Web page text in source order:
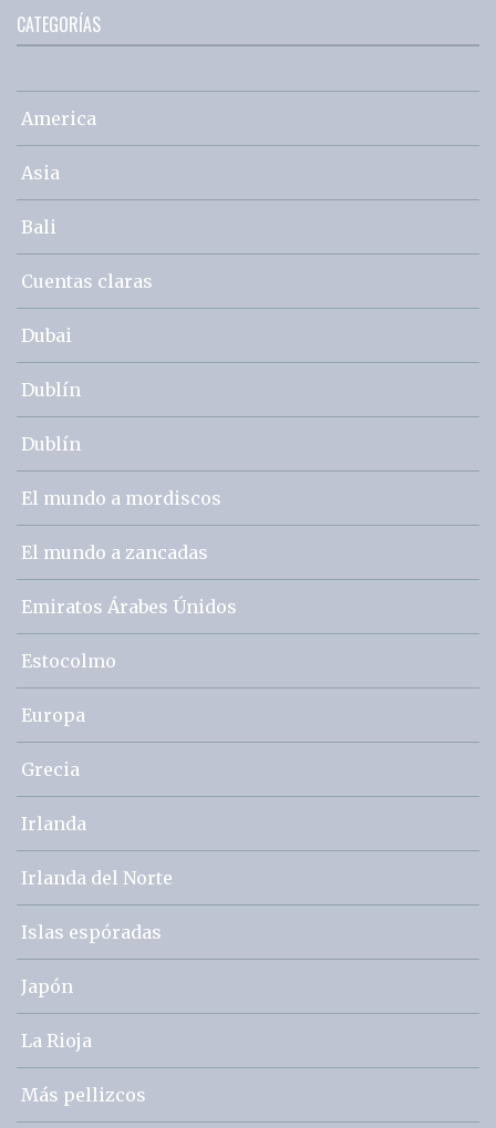
CATEGORÍAS
America
Asia
Bali
Cuentas claras
Dubai
Dublín
Dublín
El mundo a mordiscos
El mundo a zancadas
Emiratos Árabes Únidos
Estocolmo
Europa
Grecia
Irlanda
Irlanda del Norte
Islas espóradas
Japón
La Rioja
Más pellizcos